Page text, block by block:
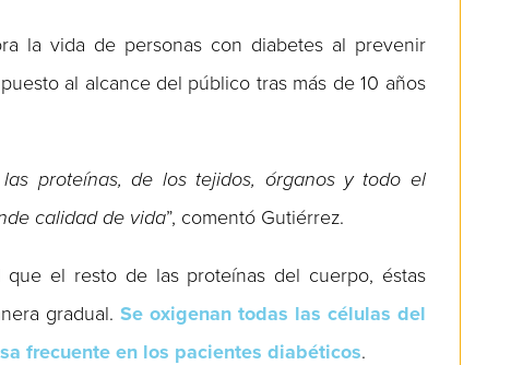
la vida de personas con diabetes al prevenir
al alcance del público tras más de 10 años
proteínas, de los tejidos, órganos y todo el
calidad de vida”, comentó Gutiérrez.
el resto de las proteínas del cuerpo, éstas
gradual.Se oxigenan todas las células del
frecuente en los pacientes diabéticos.